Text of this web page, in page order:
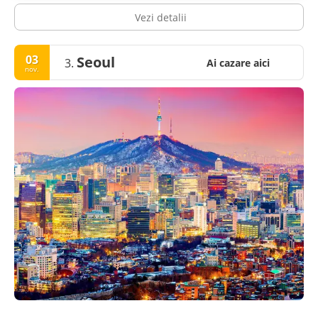
Vezi detalii
03
nov. 3. Seoul Ai cazare aici